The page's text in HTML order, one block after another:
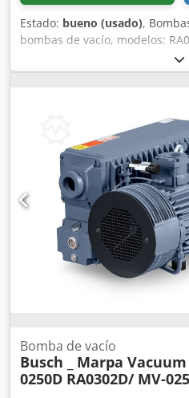
Estado: bueno (usado),
bombas de vacío, modelos:
pueden comprar como
Dcsdjqnvbqjpfx Agqek
Bomba de vacío
Busch _ Marpa Vacuum
0250D RA0302D/ MV-